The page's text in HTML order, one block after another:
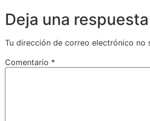
Deja una respuesta
Tu dirección de correo electrónico no
Comentario *